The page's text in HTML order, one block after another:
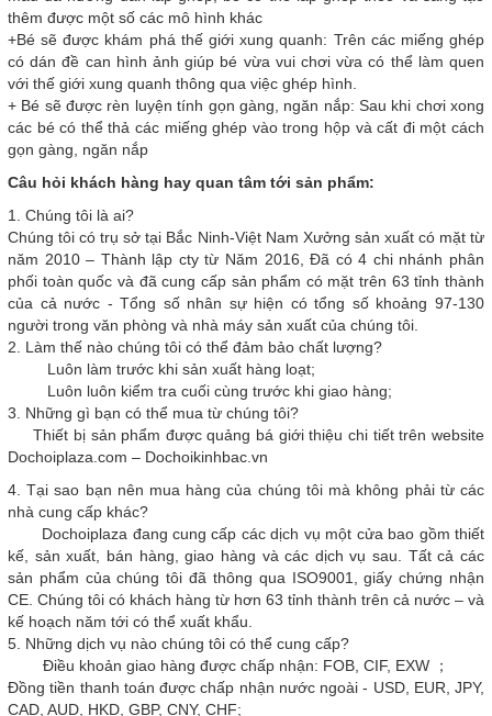
thêm được một số các mô hình khác
+Bé sẽ được khám phá thế giới xung quanh: Trên các miếng ghép
có dán đề can hình ảnh giúp bé vừa vui chơi vừa có thể làm quen
với thế giới xung quanh thông qua việc ghép hình.
+ Bé sẽ được rèn luyện tính gọn gàng, ngăn nắp: Sau khi chơi xong
các bé có thể thả các miếng ghép vào trong hộp và cất đi một cách
gọn gàng, ngăn nắp
Câu hỏi khách hàng hay quan tâm tới sản phẩm:
1. Chúng tôi là ai?
Chúng tôi có trụ sở tại Bắc Ninh-Việt Nam Xưởng sản xuất có mặt từ
năm 2010 – Thành lập cty từ Năm 2016, Đã có 4 chi nhánh phân
phối toàn quốc và đã cung cấp sản phẩm có mặt trên 63 tỉnh thành
của cả nước - Tổng số nhân sự hiện có tổng số khoảng 97-130
người trong văn phòng và nhà máy sản xuất của chúng tôi.
2. Làm thế nào chúng tôi có thể đảm bảo chất lượng?
Luôn làm trước khi sản xuất hàng loạt;
Luôn luôn kiểm tra cuối cùng trước khi giao hàng;
3. Những gì bạn có thể mua từ chúng tôi?
Thiết bị sản phẩm được quảng bá giới thiệu chi tiết trên website
Dochoiplaza.com – Dochoikinhbac.vn
4. Tại sao bạn nên mua hàng của chúng tôi mà không phải từ các
nhà cung cấp khác?
Dochoiplaza đang cung cấp các dịch vụ một cửa bao gồm thiết
kế, sản xuất, bán hàng, giao hàng và các dịch vụ sau. Tất cả các
sản phẩm của chúng tôi đã thông qua ISO9001, giấy chứng nhận
CE. Chúng tôi có khách hàng từ hơn 63 tỉnh thành trên cả nước – và
kế hoạch năm tới có thể xuất khẩu.
5. Những dịch vụ nào chúng tôi có thể cung cấp?
Điều khoản giao hàng được chấp nhận: FOB, CIF, EXW ；
Đồng tiền thanh toán được chấp nhận nước ngoài - USD, EUR, JPY,
CAD, AUD, HKD, GBP, CNY, CHF;